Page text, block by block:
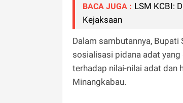
BACA JUGA : LSM KCBI:
Kejaksaan
Dalam sambutannya,
sosialisasi pidana adat
terhadap nilai-nilai adat dan
Minangkabau.